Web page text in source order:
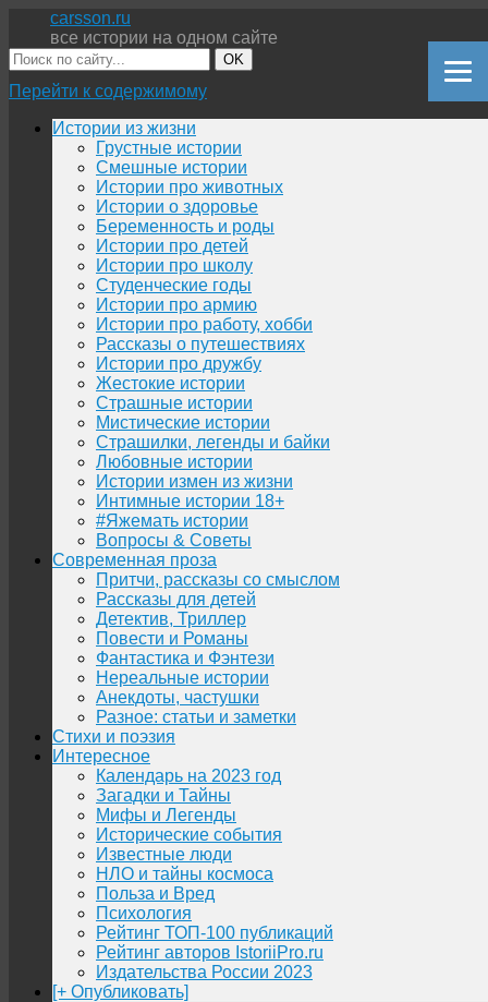
carsson.ru
все истории на одном сайте
OK
Перейти к содержимому
Истории из жизни
Грустные истории
Смешные истории
Истории про животных
Истории о здоровье
Беременность и роды
Истории про детей
Истории про школу
Студенческие годы
Истории про армию
Истории про работу, хобби
Рассказы о путешествиях
Истории про дружбу
Жестокие истории
Страшные истории
Мистические истории
Страшилки, легенды и байки
Любовные истории
Истории измен из жизни
Интимные истории 18+
#Яжемать истории
Вопросы & Советы
Современная проза
Притчи, рассказы со смыслом
Рассказы для детей
Детектив, Триллер
Повести и Романы
Фантастика и Фэнтези
Нереальные истории
Анекдоты, частушки
Разное: статьи и заметки
Стихи и поэзия
Интересное
Календарь на 2023 год
Загадки и Тайны
Мифы и Легенды
Исторические события
Известные люди
НЛО и тайны космоса
Польза и Вред
Психология
Рейтинг ТОП-100 публикаций
Рейтинг авторов IstoriiPro.ru
Издательства России 2023
[+ Опубликовать]